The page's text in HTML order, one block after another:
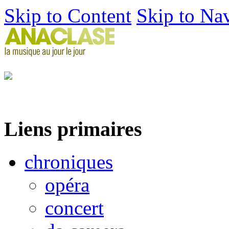
Skip to Content Skip to
Liens primaires
chroniques
opéra
concert